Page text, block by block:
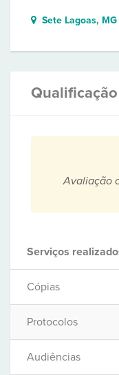
Sete Lagoas, MG
Qualificação
Avaliação
Serviços
Cópias
Protocolos
Audiências